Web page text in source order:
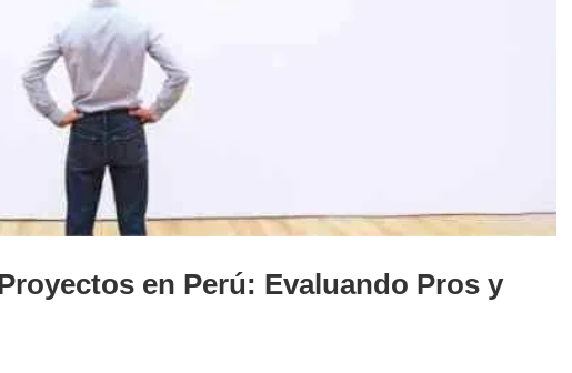
en Perú: Evaluando Pros y